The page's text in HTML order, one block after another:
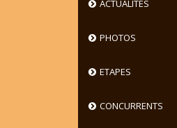
ACTUALITÉS
PHOTOS
ETAPES
CONCURRENTS